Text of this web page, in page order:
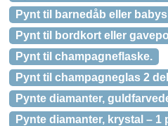
Pynt til barnedåb eller
Pynt til bordkort eller
Pynt til champagneflaske.
Pynt til champagneglas 2
Pynte diamanter,
Pynte diamanter, krystal – 1